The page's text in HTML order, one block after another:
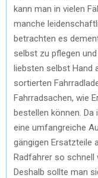
kann man in vielen
manche
betrachten es
selbst zu pflegen
liebsten selbst Hand
sortierten
Fahrradsachen, wie
bestellen können. Da
eine umfangreiche
gängigen Ersatzteile
Radfahrer so schnell
Deshalb sollte man